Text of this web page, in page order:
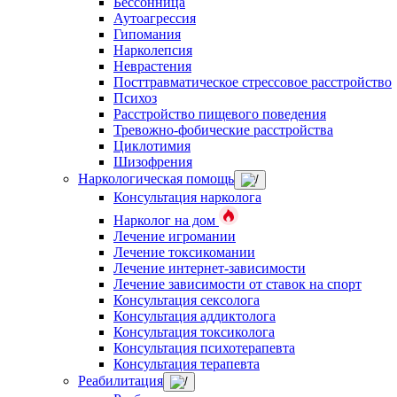
Аутоагрессия
Гипомания
Нарколепсия
Неврастения
Посттравматическое стрессовое расстройство
Психоз
Расстройство пищевого поведения
Тревожно-фобические расстройства
Циклотимия
Шизофрения
Наркологическая помощь
Консультация нарколога
Нарколог на дом
Лечение игромании
Лечение токсикомании
Лечение интернет-зависимости
Лечение зависимости от ставок на спорт
Консультация сексолога
Консультация аддиктолога
Консультация токсиколога
Консультация психотерапевта
Консультация терапевта
Реабилитация